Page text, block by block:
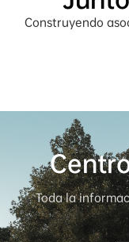
Construyendo
Toda la